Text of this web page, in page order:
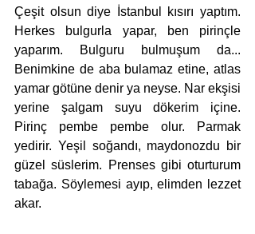
Çeşit olsun diye İstanbul kısırı yaptım.
Herkes bulgurla yapar, ben pirinçle
yaparım. Bulguru bulmuşum da...
Benimkine de aba bulamaz etine, atlas
yamar götüne denir ya neyse. Nar ekşisi
yerine şalgam suyu dökerim içine.
Pirinç pembe pembe olur. Parmak
yedirir. Yeşil soğandı, maydonozdu bir
güzel süslerim. Prenses gibi oturturum
tabağa. Söylemesi ayıp, elimden lezzet
akar.